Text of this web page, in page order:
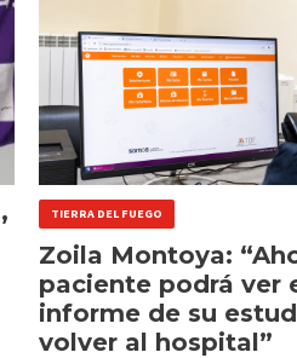
TIERRA DEL FUEGO
Zoila Montoya:
paciente podrá ver
informe de su
volver al hospital”